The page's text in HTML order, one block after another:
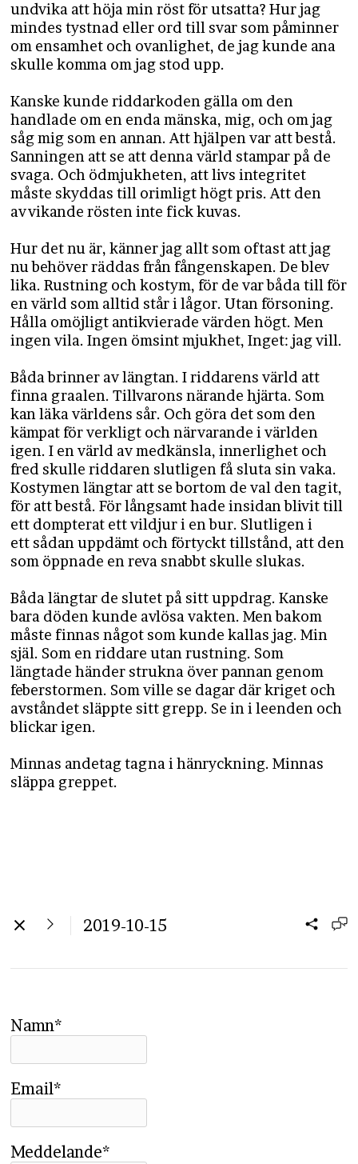
undvika att höja min röst för utsatta? Hur jag
mindes tystnad eller ord till svar som påminner
om ensamhet och ovanlighet, de jag kunde ana
skulle komma om jag stod upp.
Kanske kunde riddarkoden gälla om den
handlade om en enda mänska, mig, och om jag
såg mig som en annan. Att hjälpen var att bestå.
Sanningen att se att denna värld stampar på de
svaga. Och ödmjukheten, att livs integritet
måste skyddas till orimligt högt pris. Att den
avvikande rösten inte fick kuvas.
Hur det nu är, känner jag allt som oftast att jag
nu behöver räddas från fångenskapen. De blev
lika. Rustning och kostym, för de var båda till för
en värld som alltid står i lågor. Utan försoning.
Hålla omöjligt antikvierade värden högt. Men
ingen vila. Ingen ömsint mjukhet, Inget: jag vill.
Båda brinner av längtan. I riddarens värld att
finna graalen. Tillvarons närande hjärta. Som
kan läka världens sår. Och göra det som den
kämpat för verkligt och närvarande i världen
igen. I en värld av medkänsla, innerlighet och
fred skulle riddaren slutligen få sluta sin vaka.
Kostymen längtar att se bortom de val den tagit,
för att bestå. För långsamt hade insidan blivit till
ett dompterat ett vildjur i en bur. Slutligen i
ett sådan uppdämt och förtyckt tillstånd, att den
som öppnade en reva snabbt skulle slukas.
Båda längtar de slutet på sitt uppdrag. Kanske
bara döden kunde avlösa vakten. Men bakom
måste finnas något som kunde kallas jag. Min
själ. Som en riddare utan rustning. Som
längtade händer strukna över pannan genom
feberstormen. Som ville se dagar där kriget och
avståndet släppte sitt grepp. Se in i leenden och
blickar igen.
Minnas andetag tagna i hänryckning. Minnas
släppa greppet.
2019-10-15
Namn*
Email*
Meddelande*